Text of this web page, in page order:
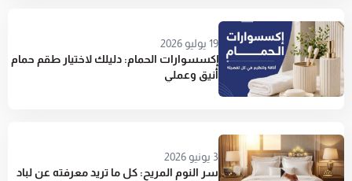
19 يوليو 2026
إكسسوارات الحمام: دليلك لاختيار طقم حمام
أنيق وعملي
3 يونيو 2026
سر النوم المريح: كل ما تريد معرفته عن لباد